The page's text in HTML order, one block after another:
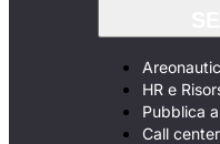
HR e
Pubblica
Call